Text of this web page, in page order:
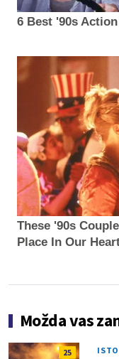
6 Best '90s
These '90s
Place In Our
Možda vas
25